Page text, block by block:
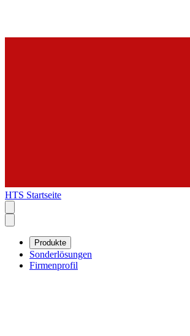
HTS Startseite
Produkte
Sonderlösungen
Firmenprofil